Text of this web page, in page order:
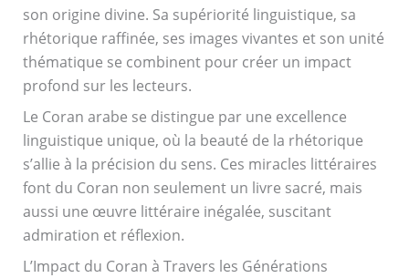
son origine divine. Sa supériorité linguistique, sa
rhétorique raffinée, ses images vivantes et son unité
thématique se combinent pour créer un impact
profond sur les lecteurs.
Le Coran arabe se distingue par une excellence
linguistique unique, où la beauté de la rhétorique
s’allie à la précision du sens. Ces miracles littéraires
font du Coran non seulement un livre sacré, mais
aussi une œuvre littéraire inégalée, suscitant
admiration et réflexion.
L’Impact du Coran à Travers les Générations